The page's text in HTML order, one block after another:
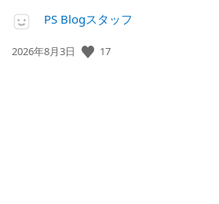
PS Blogスタッフ
公
2026年8月3日 17